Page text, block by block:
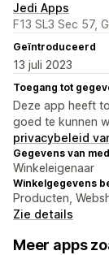
Jedi Apps
F13 SL3 Sec 57,
Geïntroduceerd
13 juli 2023
Toegang tot
Deze app heeft
goed te kunnen
privacybeleid
Gegevens van
Winkeleigenaar
Winkelgegevens
Producten,
Zie details
Meer apps